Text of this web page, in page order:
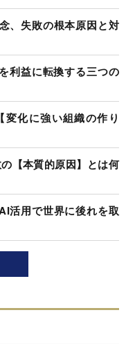
、失敗の根本原因と対
利益に転換する三つの
化に強い組織の作り
【本質的原因】とは何
活用で世界に後れを取